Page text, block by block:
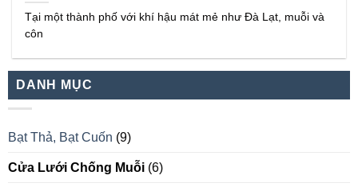
Tại một thành phố với khí hậu mát mẻ như Đà Lạt, muỗi và
côn
DANH MỤC
Bạt Thả, Bạt Cuốn (9)
Cửa Lưới Chống Muỗi (6)